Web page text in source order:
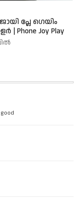
പ്ലേ ഗെയിം
| Phone Joy Play